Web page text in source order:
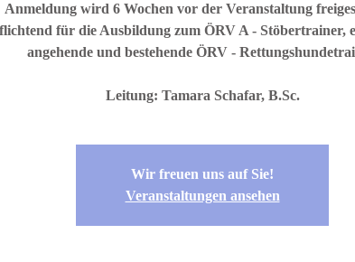
Anmeldung wird 6 Wochen vor der Veranstaltung
für die Ausbildung zum ÖRV A - Stöbertrainer,
angehende und bestehende ÖRV -
Leitung: Tamara Schafar, B.Sc.
Wir freuen uns auf Sie!
Veranstaltungen ansehen